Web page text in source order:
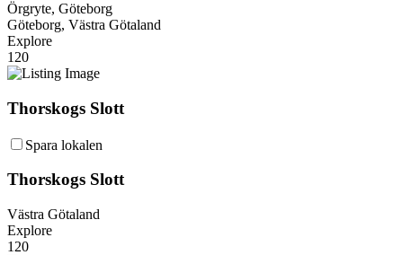
Örgryte, Göteborg
Göteborg, Västra Götaland
Explore
120
Thorskogs Slott
Spara lokalen
Thorskogs Slott
Västra Götaland
Explore
120